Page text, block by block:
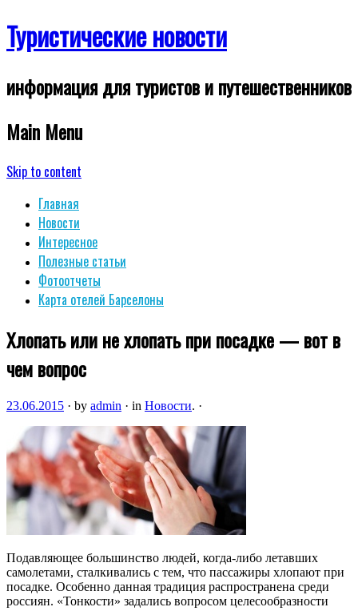
Туристические новости
информация для туристов и путешественников
Main Menu
Skip to content
Главная
Новости
Интересное
Полезные статьи
Фотоотчеты
Карта отелей Барселоны
Хлопать или не хлопать при посадке — вот в
чем вопрос
23.06.2015 · by admin · in Новости. ·
Подавляющее большинство людей, когда-либо летавших
самолетами, сталкивались с тем, что пассажиры хлопают при
посадке. Особенно данная традиция распространена среди
россиян. «Тонкости» задались вопросом целесообразности